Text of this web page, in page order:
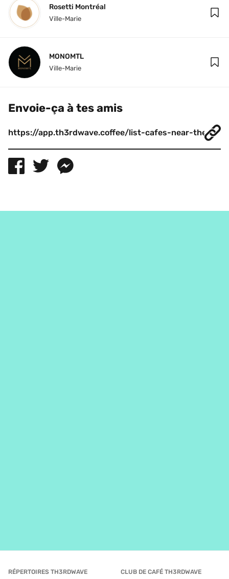
Rosetti Montréal
Ville-Marie
MONOMTL
Ville-Marie
Envoie-ça à tes amis
RÉPERTOIRES TH3RDWAVE CLUB DE CAFÉ TH3RDWAVE